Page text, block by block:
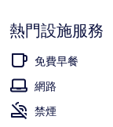
熱門設施服務
免費早餐
網路
禁煙